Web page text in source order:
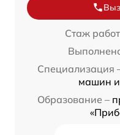
Стаж
Специализация
машин и
Образование –